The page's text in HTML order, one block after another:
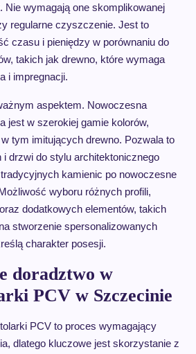
Nie wymagają one skomplikowanej
regularne czyszczenie. Jest to
czasu i pieniędzy w porównaniu do
takich jak drewno, które wymaga
i impregnacji.
aspektem. Nowoczesna
jest w szerokiej gamie kolorów,
tym imitujących drewno. Pozwala to
i drzwi do stylu architektonicznego
kamienic po nowoczesne
wyboru różnych profili,
dodatkowych elementów, takich
stworzenie spersonalizowanych
charakter posesji.
doradztwo w
PCV w Szczecinie
PCV to proces wymagający
dlatego kluczowe jest skorzystanie z